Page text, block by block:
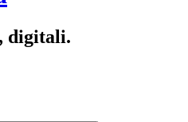
digitali.